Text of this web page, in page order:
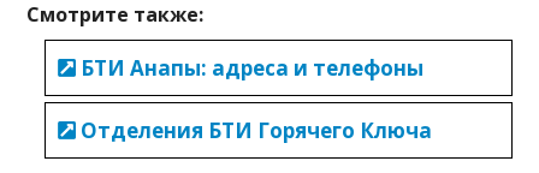
Смотрите также:
БТИ Анапы: адреса и телефоны
Отделения БТИ Горячего Ключа